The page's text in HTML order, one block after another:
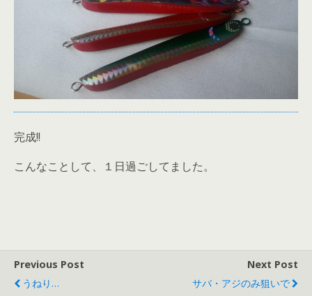
完成!!
こんなことして、１日過ごしてました。
Previous Post
うねり…
Next Post
サバ・アジのみ狙いで